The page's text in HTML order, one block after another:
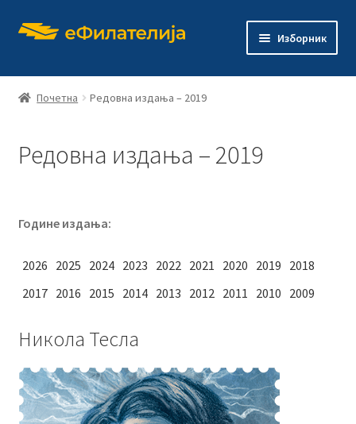
Прескочи
Скочи
Изборник
Почетна
Издања
Почетна Редовна издања – 2019
Редовна издања – 2019
Године издања:
2026 2025 2024 2023 2022 2021 2020 2019 2018
2017 2016 2015 2014 2013 2012 2011 2010 2009
Никола Тесла